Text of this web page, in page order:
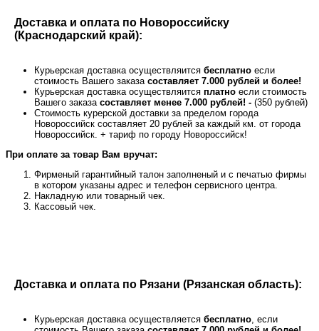
Доставка и оплата по Новороссийску
(Краснодарский край):
Курьерская доставка осуществляится бесплатно если
стоимость Вашего заказа составляет 7.000 рублей и более!
Курьерская доставка осуществляится платно если стоимость
Вашего заказа составляет менее 7.000 рублей! - (350 рублей)
Стоимость курерской доставки за пределом города
Новороссийск составляет 20 рублей за каждый км. от города
Новороссийск. + тариф по городу Новороссийск!
При оплате за товар Вам вручат:
Фирменый гарантийный талон заполненый и с печатью фирмы
в котором указаны адрес и телефон сервисного центра.
Накладную или товарный чек.
Кассовый чек.
Доставка и оплата по Рязани (Рязанская область):
Курьерская доставка осуществляется бесплатно, если